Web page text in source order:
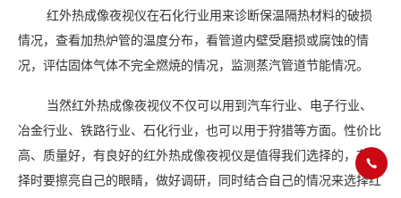
红外热成像夜视仪在石化行业用来诊断保温隔热材料的破损
情况，查看加热炉管的温度分布，看管道内壁受磨损或腐蚀的情
况，评估固体气体不完全燃焼的情况，监测蒸汽管道节能情况。
当然红外热成像夜视仪不仅可以用到汽车行业、电子行业、
冶金行业、铁路行业、石化行业，也可以用于狩猎等方面。性价比
高、质量好，有良好的红外热成像夜视仪是值得我们选择的，在选
择时要擦亮自己的眼睛，做好调研，同时结合自己的情况来选择红